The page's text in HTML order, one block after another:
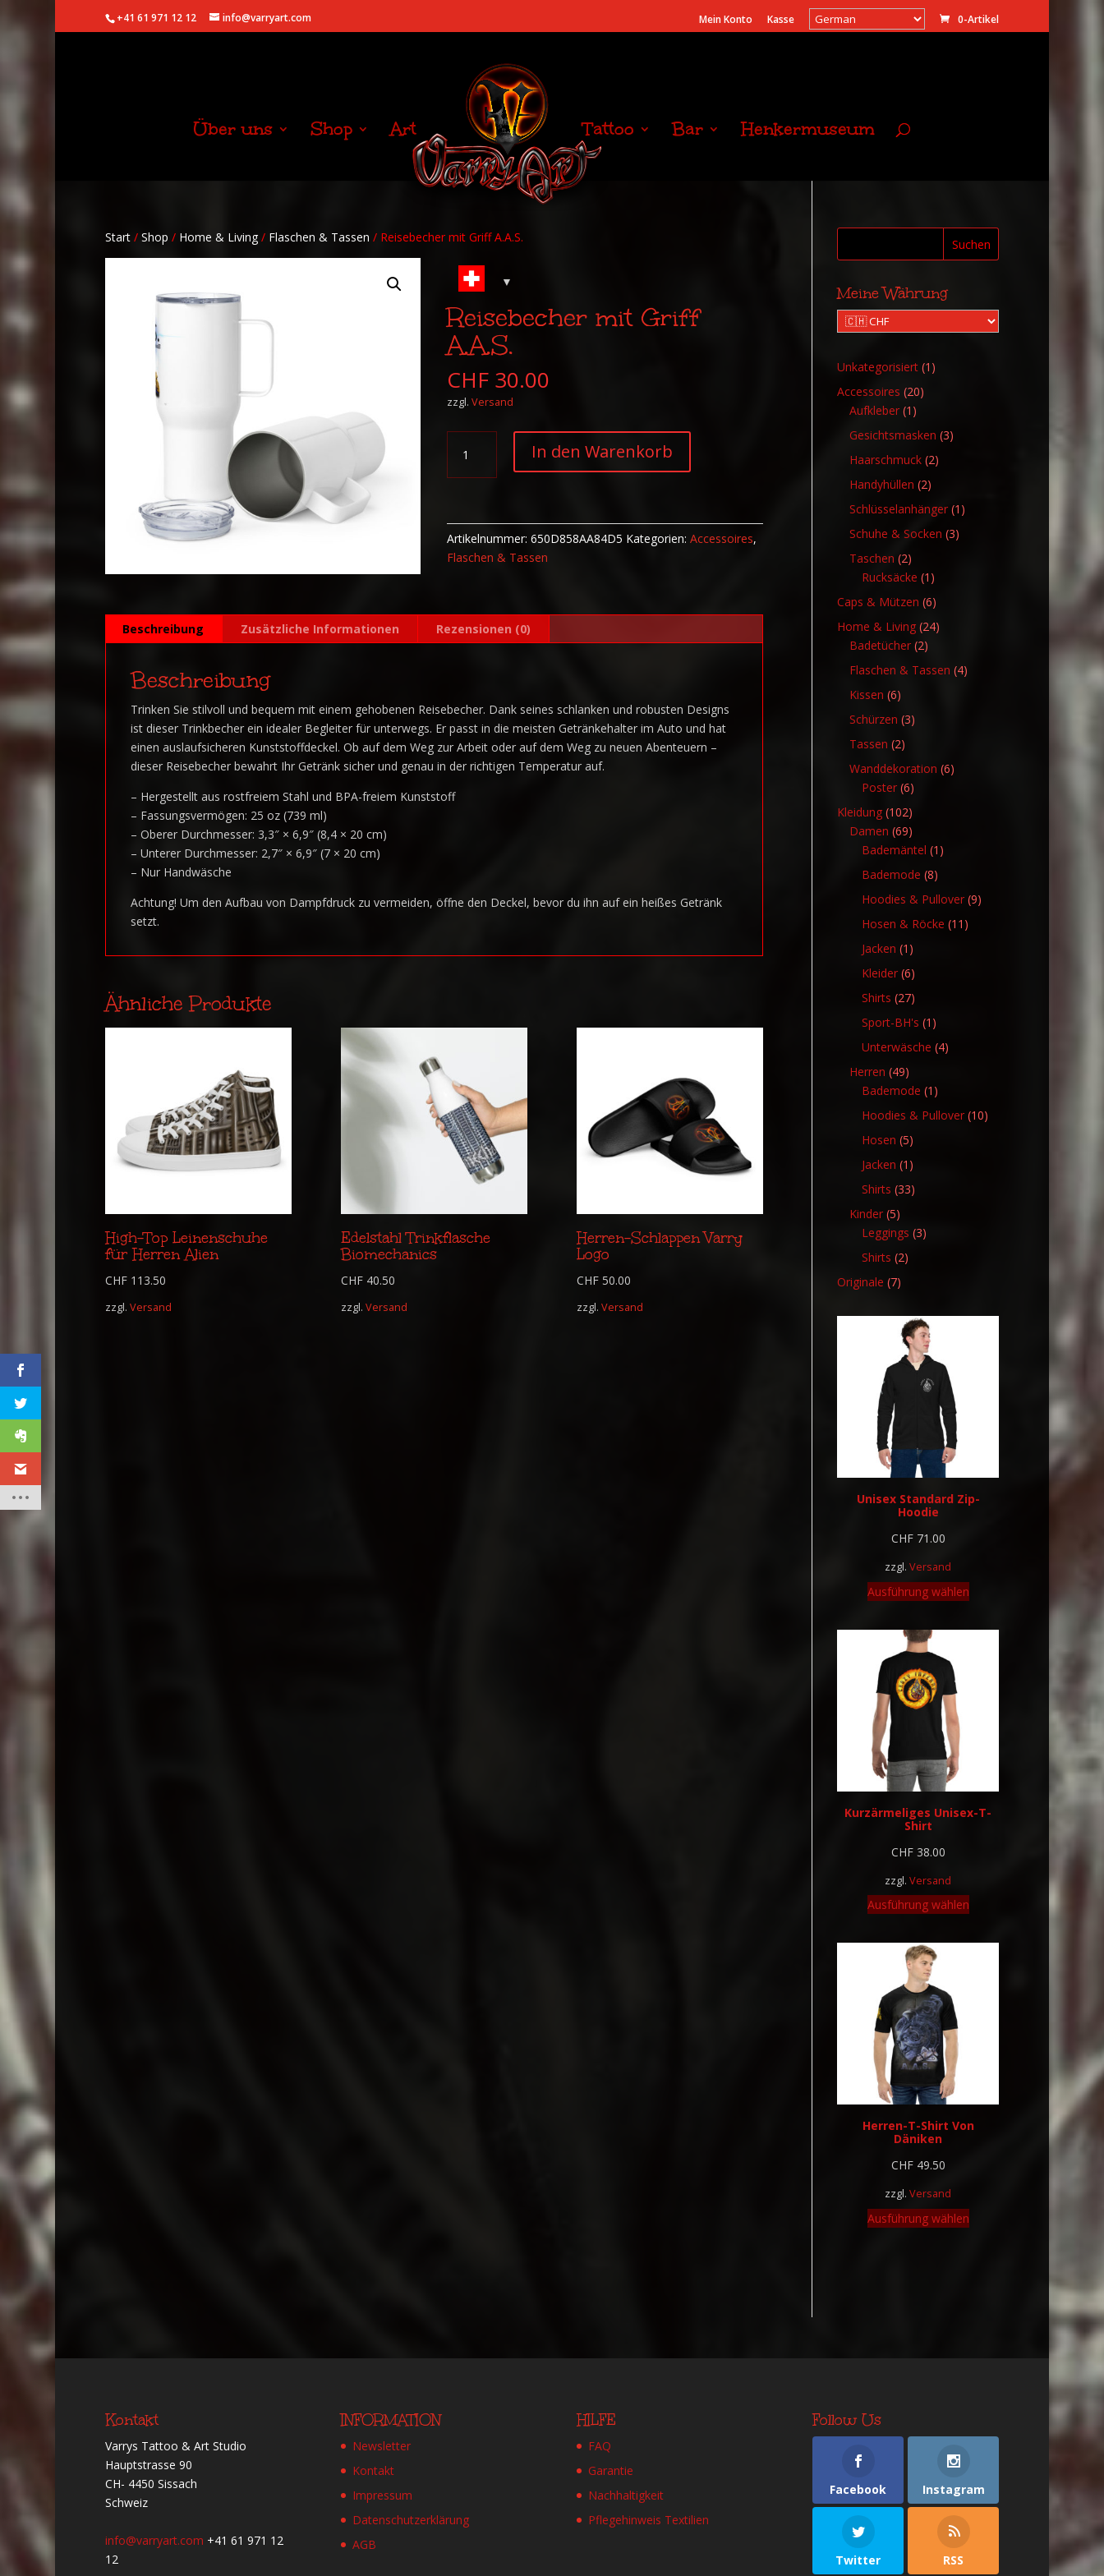
+41 61 971 12 12 info@varryart.com Mein Konto Kasse 0-Artikel
Über uns Shop Art Tattoo Bar Henkermuseum
Start/ Shop / Home & Living/ Flaschen & Tassen / Reisebecher mit Griff A.A.S.
Reisebecher mit Griff
A.A.S.
CHF 30.00
zzgl.Versand
mit
Griff
In den Warenkorb
n
v
:
Artikelnummer:650D858AA84D5 Kategorien:Accessoires,
Flaschen & Tassen
Beschreibung Zusätzliche Informationen Rezensionen (0)
Beschreibung
Trinken Sie stilvoll und bequem mit einem gehobenen Reisebecher. Dank seines schlanken und robusten Designs
ist dieser Trinkbecher ein idealer Begleiter für unterwegs. Er passt in die meisten Getränkehalter im Auto und hat
einen auslaufsicheren Kunststoffdeckel. Ob auf dem Weg zur Arbeit oder auf dem Weg zu neuen Abenteuern –
dieser Reisebecher bewahrt Ihr Getränk sicher und genau in der richtigen Temperatur auf.
– Hergestellt aus rostfreiem Stahl und BPA-freiem Kunststoff
– Fassungsvermögen: 25 oz (739 ml)
– Oberer Durchmesser: 3,3″ × 6,9″ (8,4 × 20 cm)
– Unterer Durchmesser: 2,7″ × 6,9″ (7 × 20 cm)
– Nur Handwäsche
Achtung! Um den Aufbau von Dampfdruck zu vermeiden, öffne den Deckel, bevor du ihn auf ein heißes Getränk
setzt.
Ähnliche Produkte
High-Top Leinenschuhe
für Herren Alien
CHF113.50
zzgl. Versand
Edelstahl Trinkflasche
Biomechanics
CHF40.50
zzgl. Versand
Herren-Schlappen Varry
Logo
CHF50.00
zzgl. Versand
Suchen
Meine Währung
Unkategorisiert 1 1
Accessoires 2020
Aufkleber 1 1
Produkt
Gesichtsmasken 33
Haarschmuck 22
Handyhüllen 22
Produkte
Schlüsselanhänger 1 1
Schuhe & Socken 33
Taschen 22
Produkte
Rucksäcke 1 1
Produkt
Caps & Mützen 66
Produkte
Home & Living 2424
Badetücher 22
Produkte
Flaschen & Tassen 44
Kissen 66
Produkte
Schürzen 33
Tassen 22
Produkte
Wanddekoration 66
Poster 66
Produkte
Kleidung 102102
Produkte
Damen 6969
Produkte
Bademäntel 1 1
Bademode 88
Produkte
Hoodies & Pullover 99
Hosen & Röcke 11 11
Jacken 1 1
Produkt
Kleider 66
Produkte
Shirts 2727
Produkte
Sport-BH's 1 1
Produkt
Unterwäsche 44
Herren 4949
Produkte
Bademode 1 1
Produkt
Hoodies & Pullover 1010
Hosen 55
Produkte
Jacken 1 1
Produkt
Shirts 3333
Kinder 55
Produkte
Leggings 33
Shirts 22
Originale 77
Unisex Standard Zip-
Hoodie
CHF71.00
zzgl.Versand
Ausführung wählen
Kurzärmeliges Unisex-T-
Shirt
CHF38.00
zzgl.Versand
Ausführung wählen
Herren-T-Shirt Von
Däniken
CHF49.50
zzgl.Versand
Ausführung wählen
Kontakt
Varrys Tattoo & Art Studio
Hauptstrasse 90
CH- 4450 Sissach
Schweiz
info@varryart.com +41 61 971 12
12
INFORMATION
Newsletter
Kontakt
Impressum
Datenschutzerklärung
AGB
HILFE
FAQ
Garantie
Nachhaltigkeit
Pflegehinweis Textilien
Follow Us
Facebook Instagram
Twitter RSS